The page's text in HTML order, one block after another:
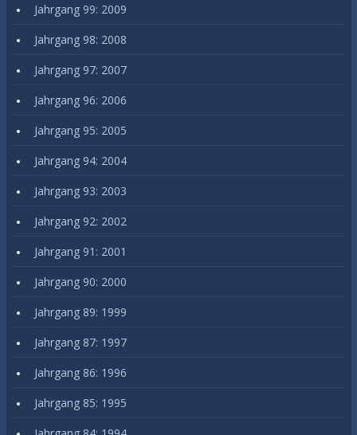
Jahrgang 99: 2009
Jahrgang 98: 2008
Jahrgang 97: 2007
Jahrgang 96: 2006
Jahrgang 95: 2005
Jahrgang 94: 2004
Jahrgang 93: 2003
Jahrgang 92: 2002
Jahrgang 91: 2001
Jahrgang 90: 2000
Jahrgang 89: 1999
Jahrgang 87: 1997
Jahrgang 86: 1996
Jahrgang 85: 1995